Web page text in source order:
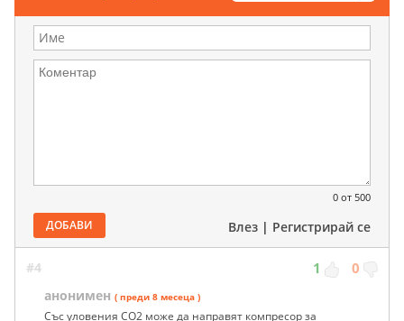
0 от 500
ДОБАВИ Влез | Регистрирай се
#4 1 0
анонимен ( преди 8 месеца )
Със уловения CO2 може да направят компресор за